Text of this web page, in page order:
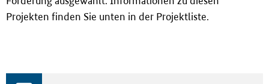
Projekten finden Sie unten in der Projektliste.